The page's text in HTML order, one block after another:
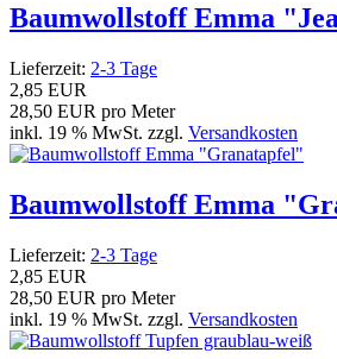
Baumwollstoff Emma
Lieferzeit: 2-3 Tage
2,85 EUR
28,50 EUR pro Meter
inkl. 19 % MwSt. zzgl. Versandkosten
Baumwollstoff Emma
Lieferzeit: 2-3 Tage
2,85 EUR
28,50 EUR pro Meter
inkl. 19 % MwSt. zzgl. Versandkosten